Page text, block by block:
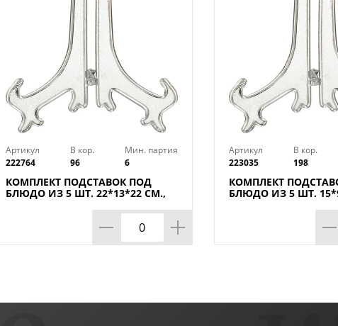
Артикул
222764
В кор.
96
Мин. партия
6
КОМПЛЕКТ ПОДСТАВОК ПОД
БЛЮДО ИЗ 5 ШТ. 22*13*22 СМ.,
Артикул
223035
В кор.
198
КОМПЛЕКТ
БЛЮДО ИЗ 5 ШТ.